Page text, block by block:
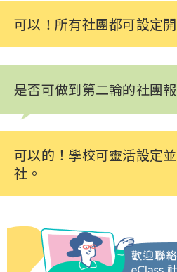
可以！所有社團都可設定
是否可做到第二輪的社團
可以的！學校可靈活設定
社。